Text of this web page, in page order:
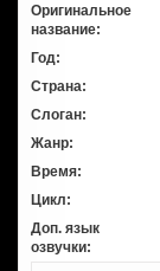
Оригинальное
название:
Год:
Страна:
Слоган:
Жанр:
Время:
Цикл:
Доп. язык
озвучки: